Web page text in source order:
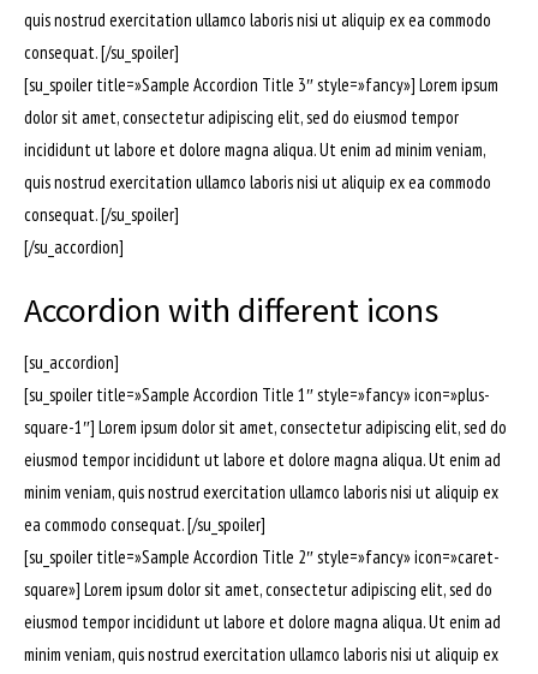
quis nostrud exercitation ullamco laboris nisi ut aliquip ex ea commodo
consequat. [/su_spoiler]
[su_spoiler title=»Sample Accordion Title 3″ style=»fancy»] Lorem ipsum
dolor sit amet, consectetur adipiscing elit, sed do eiusmod tempor
incididunt ut labore et dolore magna aliqua. Ut enim ad minim veniam,
quis nostrud exercitation ullamco laboris nisi ut aliquip ex ea commodo
consequat. [/su_spoiler]
[/su_accordion]
Accordion with different icons
[su_accordion]
[su_spoiler title=»Sample Accordion Title 1″ style=»fancy» icon=»plus-
square-1″] Lorem ipsum dolor sit amet, consectetur adipiscing elit, sed do
eiusmod tempor incididunt ut labore et dolore magna aliqua. Ut enim ad
minim veniam, quis nostrud exercitation ullamco laboris nisi ut aliquip ex
ea commodo consequat. [/su_spoiler]
[su_spoiler title=»Sample Accordion Title 2″ style=»fancy» icon=»caret-
square»] Lorem ipsum dolor sit amet, consectetur adipiscing elit, sed do
eiusmod tempor incididunt ut labore et dolore magna aliqua. Ut enim ad
minim veniam, quis nostrud exercitation ullamco laboris nisi ut aliquip ex